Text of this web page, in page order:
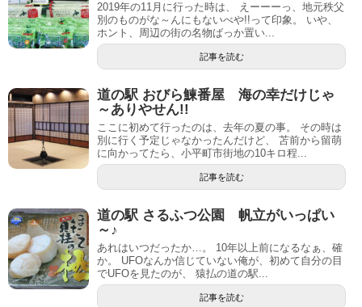
2019年の11月に行った時は、 えーーーっ、地元秩父
別のものがな～んにもないべや!!って印象。 いや、
ホント、周辺の街の名物ばっか置い...
記事を読む
道の駅 おびら鰊番屋 海の幸だけじゃ
～ありやせん!!
ここに初めて行ったのは、去年の夏の事。 その時は
別に行く予定じゃなかったんだけど、 苫前から留萌
に向かってたら、小平町市街地の10キロ程...
記事を読む
道の駅 さるふつ公園 帆立がいっぱい
～♪
あれはいつだったか…。 10年以上前になるなぁ、確
か。 UFOなんか信じていない俺が、初めて自分の目
でUFOを見たのが、 猿払の道の駅...
記事を読む